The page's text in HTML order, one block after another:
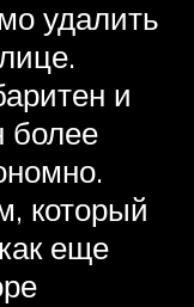
удалить
и
более
который
еще